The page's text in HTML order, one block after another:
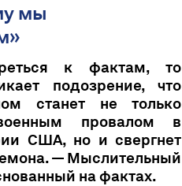
мы
к фактам, то
подозрение, что
станет не только
провалом в
США, но и свергнет
— Мыслительный
на фактах.